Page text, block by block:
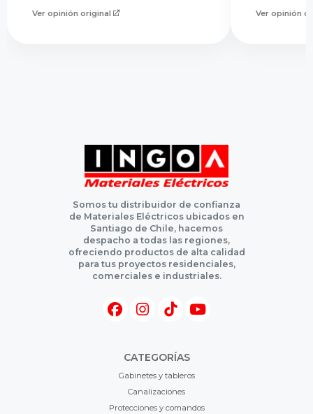
Ver opinión original Ver opinión
Somos tu distribuidor de confianza
de Materiales Eléctricos ubicados en
Santiago de Chile, hacemos
despacho a todas las regiones,
ofreciendo productos de alta calidad
para tus proyectos residenciales,
comerciales e industriales.
CATEGORÍAS
Gabinetes y tableros
Canalizaciones
Protecciones y comandos